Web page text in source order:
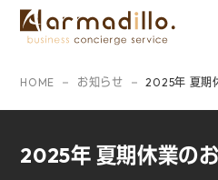
HOME お知らせ 2025年 夏期
2025年 夏期休業の